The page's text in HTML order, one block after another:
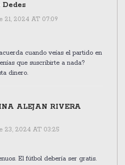
21, 2024 AT 07:09
cuando veías el partido en
que suscribirte a nada?
dinero.
ALEJAN RIVERA
23, 2024 AT 03:25
El fútbol debería ser gratis.